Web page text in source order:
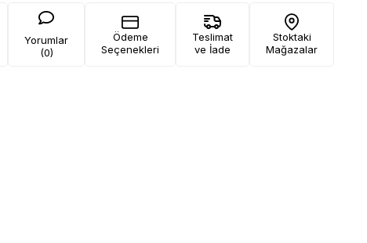
Yorumlar
(0)
Ödeme
Seçenekleri
Teslimat
ve İade
Stoktaki
Mağazalar